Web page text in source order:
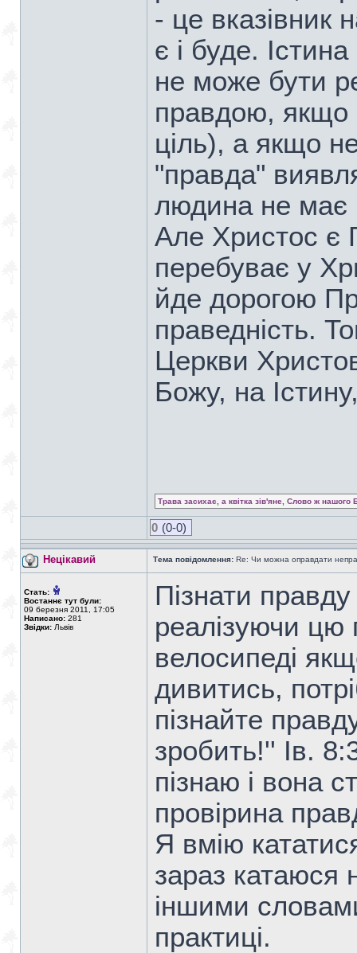
- це вказівник
є і буде.
не може бути
правдою, якщо
ціль), а якщо
"правда"
людина не має
Але Христос є
перебуває у
йде дорогою
праведність.
Церкви
Божу, на
Трава засихає, а квітка зів'яне, Слово ж нашого
0 (0-0)
Нецікавий Тема повідомлення: Re: Чи можна оправдати
Стать:
Востаннє тут були:
09 березня 2011, 17:05
Написано: 281
Звідки: Львів
Пiзнати
реалізуючи цю
велосипеді
дивитись,
пізнайте
зробить!'' Ів.
пізнаю і вона
провірина
Я вмію
зараз
іншими
практиці.